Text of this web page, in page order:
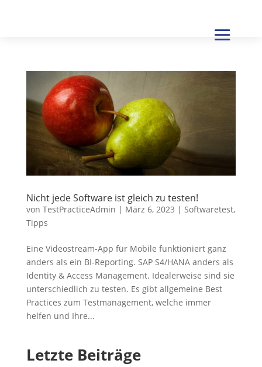
Nicht jede Software ist gleich zu testen!
von TestPracticeAdmin | März 6, 2023 | Softwaretest,
Tipps
Eine Videostream-App für Mobile funktioniert ganz
anders als ein BI-Reporting. SAP S4/HANA anders als
Identity & Access Management. Idealerweise sind sie
unterschiedlich zu testen. Es gibt allgemeine Best
Practices zum Testmanagement, welche immer
helfen und Ihre...
Letzte Beiträge